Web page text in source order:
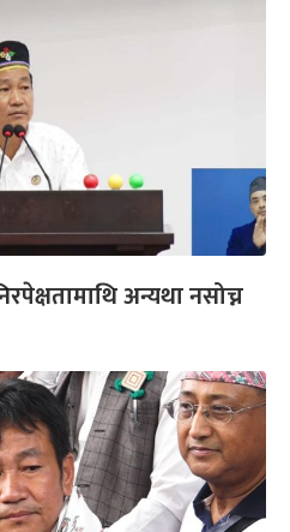
अन्यथा नसोच्न